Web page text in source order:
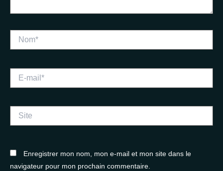
Nom*
mail*
Enregistrer mon nom, mon e-mail et mon site dans le
navigateur pour mon prochain commentaire.